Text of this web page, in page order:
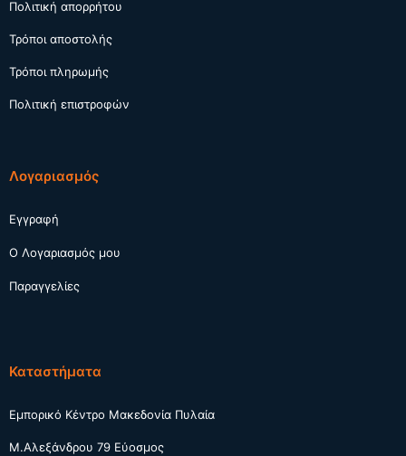
Πολιτική απορρήτου
Τρόποι αποστολής
Τρόποι πληρωμής
Πολιτική επιστροφών
Λογαριασμός
Εγγραφή
Ο Λογαριασμός μου
Παραγγελίες
Καταστήματα
Εμπορικό Κέντρο Μακεδονία Πυλαία
Μ.Αλεξάνδρου 79 Εύοσμος